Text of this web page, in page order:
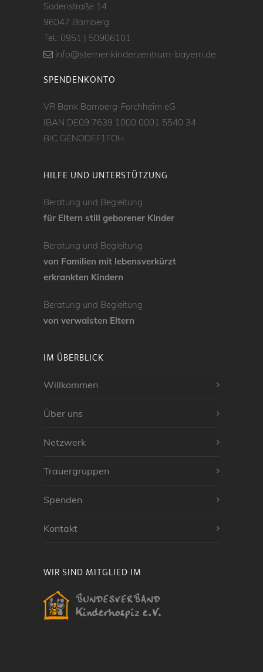
Sodenstraße 14
96047 Bamberg
Tel.: 0951 | 50906101
info@sternenkinderzentrum-bayern.de
SPENDENKONTO
VR Bank Bamberg-Forchheim eG
IBAN DE09 7639 1000 0001 5540 34
BIC GENODEF1FOH
HILFE UND UNTERSTÜTZUNG
Beratung und Begleitung
für Eltern still geborener Kinder
Beratung und Begleitung
von Familien mit lebensverkürzt
erkrankten Kindern
Beratung und Begleitung
von verwaisten Eltern
IM ÜBERBLICK
Willkommen
Über uns
Netzwerk
Trauergruppen
Spenden
Kontakt
WIR SIND MITGLIED IM